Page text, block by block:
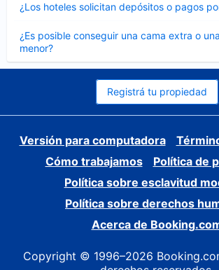
¿Los hoteles solicitan depósitos o pagos
cerrado
¿Es posible conseguir una cama extra o
menor?
cerrado
Registrá tu propiedad
Versión para computadora
Cómo trabajamos
Política de
Política sobre esclavitud
Política sobre derechos
Acerca de
Copyright © 1996–2026